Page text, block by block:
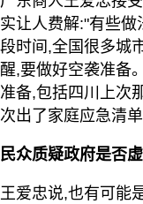
实让人费解:"有些
段时间,全国很多城
醒,要做好空袭准备
准备,包括四川上次
次出了家庭应急清
民众质疑政府是否
王爱忠说,也有可能